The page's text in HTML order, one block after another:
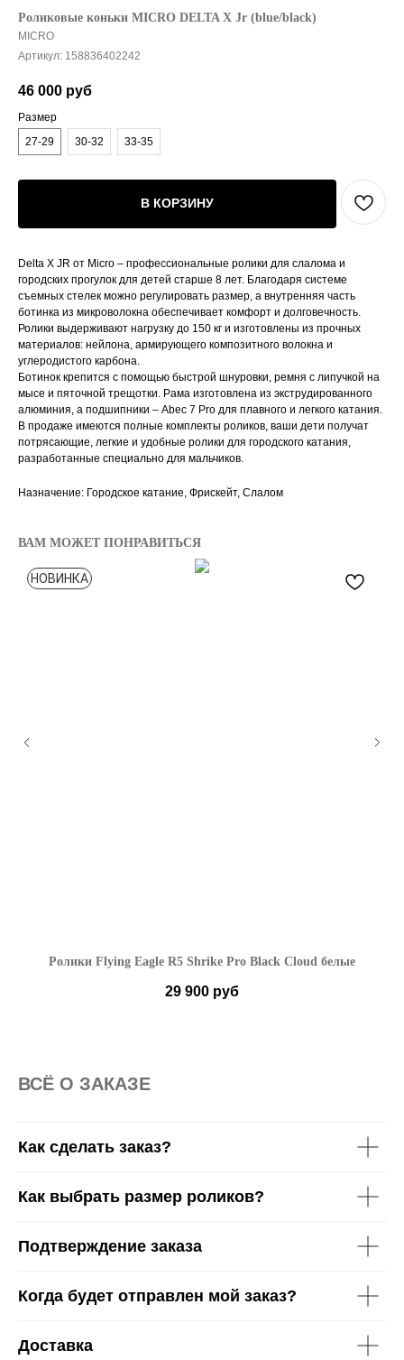
Роликовые коньки MICRO DELTA X Jr (blue/black)
MICRO
Артикул: 158836402242
46 000 руб
Размер
27-29
30-32 33-35
В КОРЗИНУ
Delta X JR от Micro – профессиональные ролики для слалома и
городских прогулок для детей старше 8 лет. Благодаря системе
съемных стелек можно регулировать размер, а внутренняя часть
ботинка из микроволокна обеспечивает комфорт и долговечность.
Ролики выдерживают нагрузку до 150 кг и изготовлены из прочных
материалов: нейлона, армирующего композитного волокна и
углеродистого карбона.
Ботинок крепится с помощью быстрой шнуровки, ремня с липучкой на
мысе и пяточной трещотки. Рама изготовлена из экструдированного
алюминия, а подшипники – Abec 7 Pro для плавного и легкого катания.
В продаже имеются полные комплекты роликов, ваши дети получат
потрясающие, легкие и удобные ролики для городского катания,
разработанные специально для мальчиков.
Назначение: Городское катание, Фрискейт, Слалом
ВАМ МОЖЕТ ПОНРАВИТЬСЯ
НОВИНКА
Ролики Flying Eagle R5 Shrike Pro Black Cloud белые
29 900 руб
ВСË О ЗАКАЗЕ
Как сделать заказ?
Как выбрать размер роликов?
Подтверждение заказа
Когда будет отправлен мой заказ?
Доставка